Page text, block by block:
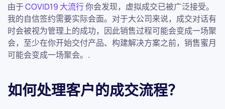
由于COVID19 大流行你会发现，虚拟成交已被广泛接受。
我的自信签约需要实际会面。对于大公司来说，成交对话有
时会被视为管理上的成功，因此销售过程可能会变成一场聚
会，至少在你开始交付产品、构建解决方案之前，销售蜜月
可能会变成一场聚会。.
如何处理客户的成交流程？